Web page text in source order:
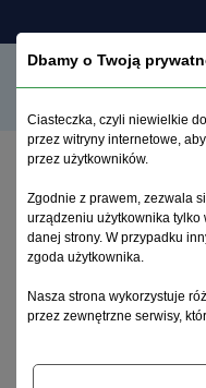
Archiwum
2008, tom 24,
Dbamy o Twoją
Ciasteczka, czyli niewielkie
przez witryny internetowe,
przez użytkowników.
Zgodnie z prawem, zezwala
urządzeniu użytkownika tylko
danej strony. W przypadku
zgoda użytkownika.
Nasza strona wykorzystuje
przez zewnętrzne serwisy,